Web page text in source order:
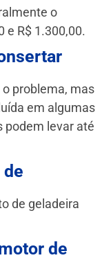
o
e R$ 1.300,00.
problema, mas
em algumas
podem levar até
de geladeira
de